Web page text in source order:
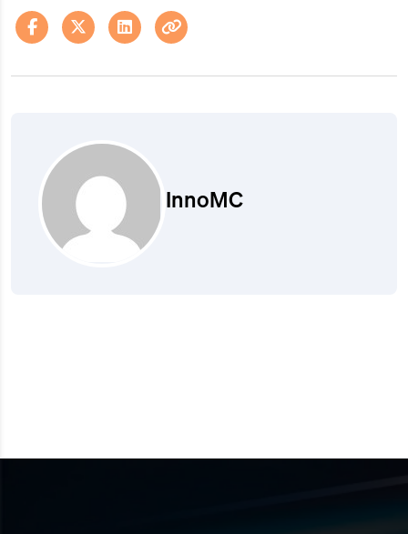
InnoMC